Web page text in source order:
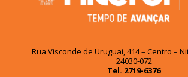
Rua Visconde de Uruguai, 414 – Centro –
24030-072
Tel. 2719-6376